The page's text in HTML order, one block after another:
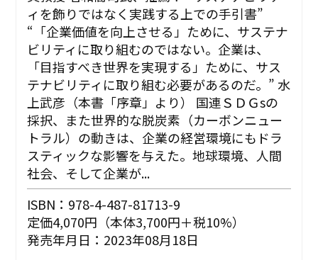
ィを飾りではなく実践する上での手引書”
“「企業価値を向上させる」ために、サステナ
ビリティに取り組むのではない。企業は、
「目指すべき世界を実現する」ために、サス
テナビリティに取り組む必要があるのだ。” ――水
上武彦（本書「序章」より） 国連ＳＤＧsの
採択、また世界的な脱炭素（カーボンニュー
トラル）の動きは、企業の経営環境にもドラ
スティックな影響を与えた。地球環境、人間
社会、そして企業が...
ISBN：978-4-487-81713-9
定価4,070円（本体3,700円＋税10%）
発売年月日：2023年08月18日